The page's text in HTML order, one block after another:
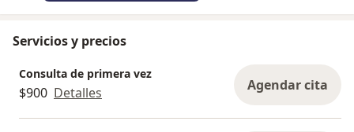
Servicios y precios
Consulta de primera vez
$900 Detalles Agendar cita